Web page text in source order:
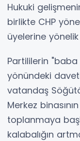
Hukuki
birlikte CHP
üyelerine yönelik
Partililerin
yönündeki
vatandaş
Merkez
toplanmaya
kalabalığın